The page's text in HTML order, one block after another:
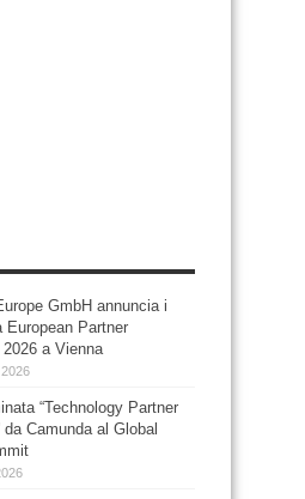
GmbH annuncia i
European Partner
a Vienna
“Technology Partner
da Camunda al Global